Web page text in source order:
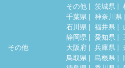
その他
その他 茨城県
千葉県
神奈川県
石川県
福井県
静岡県
愛知県
大阪府
兵庫県
鳥取県
島根県